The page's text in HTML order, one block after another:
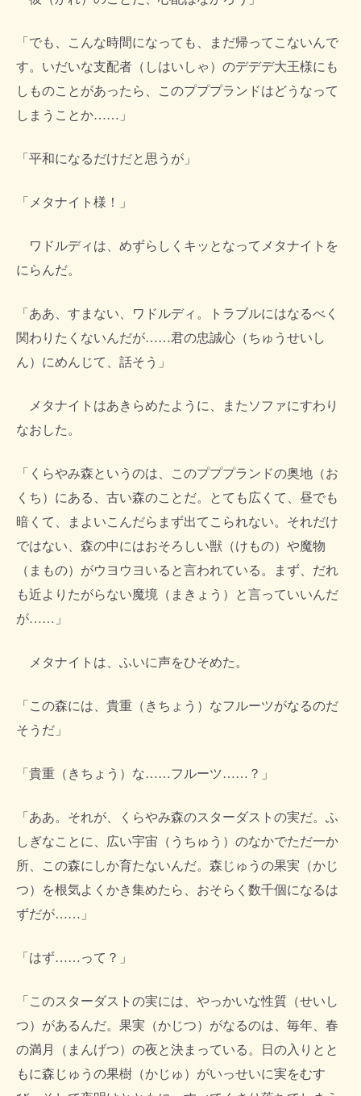
「でも、こんな時間になっても、まだ帰ってこないんで
す。いだいな支配者（しはいしゃ）のデデデ大王様にも
しものことがあったら、このプププランドはどうなって
しまうことか……」
「平和になるだけだと思うが」
「メタナイト様！」
ワドルディは、めずらしくキッとなってメタナイトを
にらんだ。
「ああ、すまない、ワドルディ。トラブルにはなるべく
関わりたくないんだが……君の忠誠心（ちゅうせいし
ん）にめんじて、話そう」
メタナイトはあきらめたように、またソファにすわり
なおした。
「くらやみ森というのは、このプププランドの奥地（お
くち）にある、古い森のことだ。とても広くて、昼でも
暗くて、まよいこんだらまず出てこられない。それだけ
ではない、森の中にはおそろしい獣（けもの）や魔物
（まもの）がウヨウヨいると言われている。まず、だれ
も近よりたがらない魔境（まきょう）と言っていいんだ
が……」
メタナイトは、ふいに声をひそめた。
「この森には、貴重（きちょう）なフルーツがなるのだ
そうだ」
「貴重（きちょう）な……フルーツ……？」
「ああ。それが、くらやみ森のスターダストの実だ。ふ
しぎなことに、広い宇宙（うちゅう）のなかでただ一か
所、この森にしか育たないんだ。森じゅうの果実（かじ
つ）を根気よくかき集めたら、おそらく数千個になるは
ずだが……」
「はず……って？」
「このスターダストの実には、やっかいな性質（せいし
つ）があるんだ。果実（かじつ）がなるのは、毎年、春
の満月（まんげつ）の夜と決まっている。日の入りとと
もに森じゅうの果樹（かじゅ）がいっせいに実をむす